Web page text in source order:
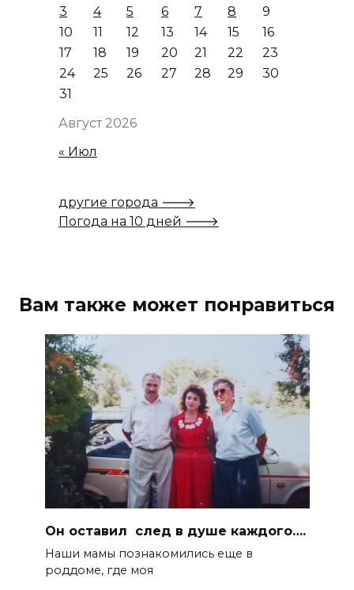
Август 2026
3
4 5 6 7 8
9
10
11 12 13 14 15
16
17
18 19 20 21 22
23
24
25 26 27 28 29
30
31
« Июл
другие города 🡒
Погода на 10 дней 🡒
Вам также может понравиться
Он оставил след в душе каждого….
Наши мамы познакомились еще в
роддоме, где моя